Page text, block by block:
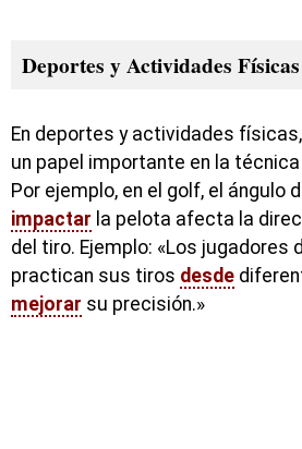
Deportes y Actividades Físicas
En deportes y actividades
un papel importante en la
Por ejemplo, en el golf, el ángulo
impactar la pelota afecta la
del tiro. Ejemplo: «Los jugadores
practican sus tiros desde
mejorar su precisión.»